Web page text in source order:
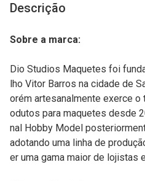
Descrição
Sobre a marca:
Dio Studios Maquetes foi
lho Vitor Barros na cidade de
orém artesanalmente exerce
odutos para maquetes desde
nal Hobby Model
adotando uma linha de
er uma gama maior de lojistas